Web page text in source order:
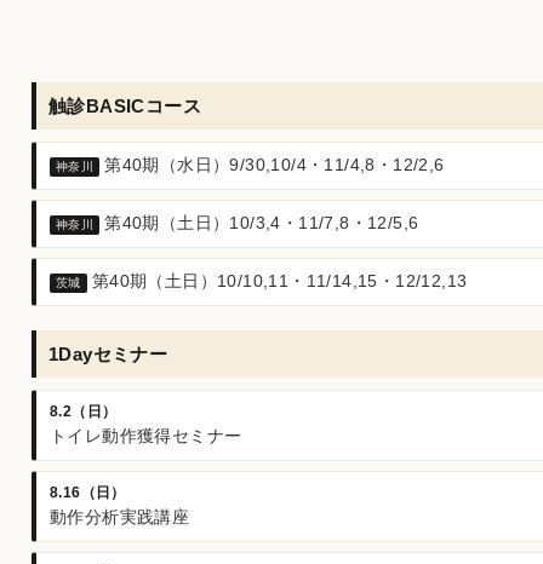
触診BASICコース
神奈川 第40期（水日）9/30,10/4・11/4,8・12/2,6
神奈川 第40期（土日）10/3,4・11/7,8・12/5,6
茨城 第40期（土日）10/10,11・11/14,15・12/12,13
1Dayセミナー
8.2（日）
トイレ動作獲得セミナー
8.16（日）
動作分析実践講座